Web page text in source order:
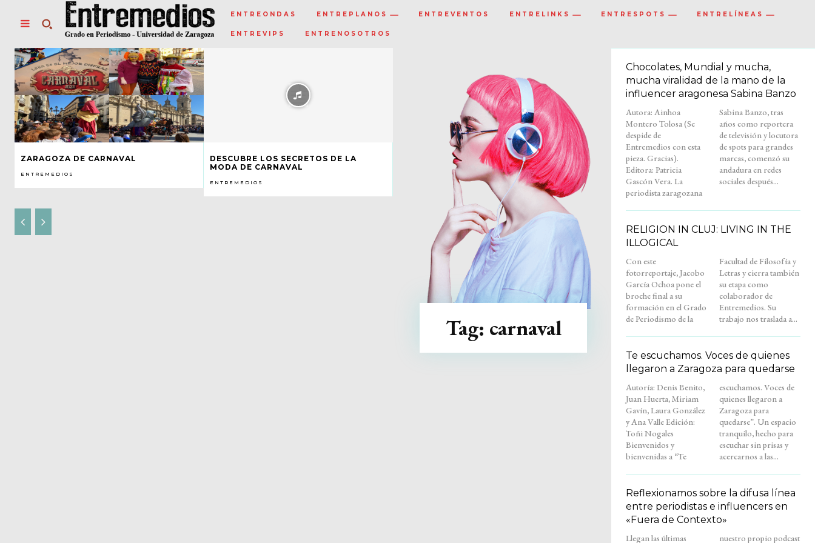
ENTREONDAS ENTREPLANOS ENTREVENTOS ENTRELINKS ENTRESPOTS ENTRELÍNEAS
ENTREVIPS ENTRENOSOTROS
ZARAGOZA DE CARNAVAL
ENTREMEDIOS
DESCUBRE LOS SECRETOS DE LA
MODA DE CARNAVAL
ENTREMEDIOS
Tag: carnaval
Chocolates, Mundial y mucha,
mucha viralidad de la mano de la
influencer aragonesa Sabina Banzo
Autora: Ainhoa
Montero Tolosa (Se
despide de
Entremedios con esta
pieza. Gracias).
Editora: Patricia
Gascón Vera. La
periodista zaragozana
Sabina Banzo, tras
años como reportera
de televisión y locutora
de spots para grandes
marcas, comenzó su
andadura en redes
sociales después...
RELIGION IN CLUJ: LIVING IN THE
ILLOGICAL
Con este
fotorreportaje, Jacobo
García Ochoa pone el
broche final a su
formación en el Grado
de Periodismo de la
Facultad de Filosofía y
Letras y cierra también
su etapa como
colaborador de
Entremedios. Su
trabajo nos traslada a...
Te escuchamos. Voces de quienes
llegaron a Zaragoza para quedarse
Autoría: Denis Benito,
Juan Huerta, Miriam
Gavín, Laura González
y Ana Valle Edición:
Toñi Nogales
Bienvenidos y
bienvenidas a “Te
escuchamos. Voces de
quienes llegaron a
Zaragoza para
quedarse”. Un espacio
tranquilo, hecho para
escuchar sin prisas y
acercarnos a las...
Reflexionamos sobre la difusa línea
entre periodistas e influencers en
«Fuera de Contexto»
Llegan las últimas
nuestro propio podcast